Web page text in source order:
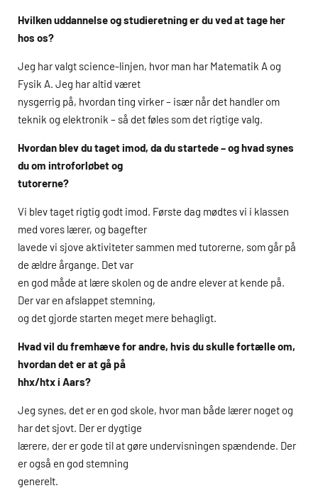
Hvilken uddannelse og studieretning er du ved at tage her
hos os?
Jeg har valgt science-linjen, hvor man har Matematik A og
Fysik A. Jeg har altid været
nysgerrig på, hvordan ting virker – især når det handler om
teknik og elektronik – så det føles som det rigtige valg.
Hvordan blev du taget imod, da du startede – og hvad synes
du om introforløbet og
tutorerne?
Vi blev taget rigtig godt imod. Første dag mødtes vi i klassen
med vores lærer, og bagefter
lavede vi sjove aktiviteter sammen med tutorerne, som går på
de ældre årgange. Det var
en god måde at lære skolen og de andre elever at kende på.
Der var en afslappet stemning,
og det gjorde starten meget mere behagligt.
Hvad vil du fremhæve for andre, hvis du skulle fortælle om,
hvordan det er at gå på
hhx/htxi Aars?
Jeg synes, det er en god skole, hvor man både lærer noget og
har det sjovt. Der er dygtige
lærere, der er gode til at gøre undervisningen spændende. Der
er også en god stemning
generelt.